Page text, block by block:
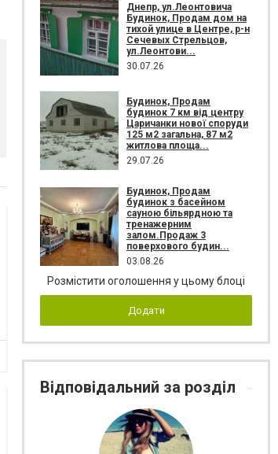
Днепр, ул.Леонтовича
Будинок, Продам дом на
тихой улице в Центре, р-н
Сечевых Стрельцов,
ул.Леонтови...
30.07.26
Будинок, Продам
будинок 7 км від центру
Царичанки нової споруди
125 м2 загальна, 87 м2
житлова площа...
29.07.26
Будинок, Продам
будинок з басейном
сауною більярдною та
тренажерним
залом.Продаж 3
поверхового будин...
03.08.26
Розмістити оголошення у цьому блоці
Додати
Відповідальний за розділ